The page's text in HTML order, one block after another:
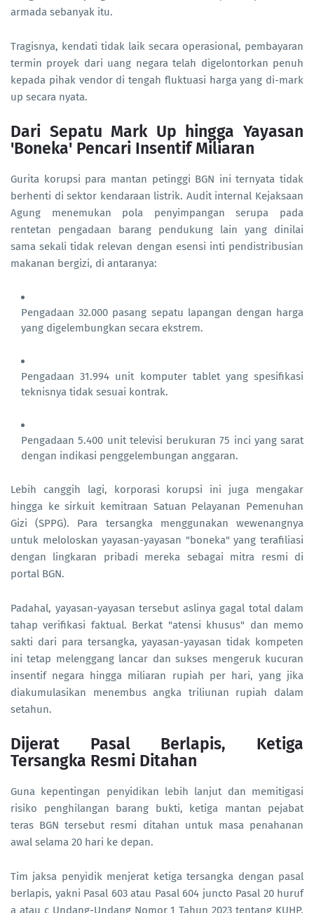
armada sebanyak itu.
Tragisnya, kendati tidak laik secara operasional, pembayaran
termin proyek dari uang negara telah digelontorkan penuh
kepada pihak vendor di tengah fluktuasi harga yang di-mark
up secara nyata.
Dari Sepatu Mark Up hingga Yayasan
'Boneka' Pencari Insentif Miliaran
Gurita korupsi para mantan petinggi BGN ini ternyata tidak
berhenti di sektor kendaraan listrik. Audit internal Kejaksaan
Agung menemukan pola penyimpangan serupa pada
rentetan pengadaan barang pendukung lain yang dinilai
sama sekali tidak relevan dengan esensi inti pendistribusian
makanan bergizi, di antaranya:
Pengadaan 32.000 pasang sepatu lapangan dengan harga
yang digelembungkan secara ekstrem.
Pengadaan 31.994 unit komputer tablet yang spesifikasi
teknisnya tidak sesuai kontrak.
Pengadaan 5.400 unit televisi berukuran 75 inci yang sarat
dengan indikasi penggelembungan anggaran.
Lebih canggih lagi, korporasi korupsi ini juga mengakar
hingga ke sirkuit kemitraan Satuan Pelayanan Pemenuhan
Gizi (SPPG). Para tersangka menggunakan wewenangnya
untuk meloloskan yayasan-yayasan "boneka" yang terafiliasi
dengan lingkaran pribadi mereka sebagai mitra resmi di
portal BGN.
Padahal, yayasan-yayasan tersebut aslinya gagal total dalam
tahap verifikasi faktual. Berkat "atensi khusus" dan memo
sakti dari para tersangka, yayasan-yayasan tidak kompeten
ini tetap melenggang lancar dan sukses mengeruk kucuran
insentif negara hingga miliaran rupiah per hari, yang jika
diakumulasikan menembus angka triliunan rupiah dalam
setahun.
Dijerat Pasal Berlapis, Ketiga
Tersangka Resmi Ditahan
Guna kepentingan penyidikan lebih lanjut dan memitigasi
risiko penghilangan barang bukti, ketiga mantan pejabat
teras BGN tersebut resmi ditahan untuk masa penahanan
awal selama 20 hari ke depan.
Tim jaksa penyidik menjerat ketiga tersangka dengan pasal
berlapis, yakni Pasal 603 atau Pasal 604 juncto Pasal 20 huruf
a atau c Undang-Undang Nomor 1 Tahun 2023 tentang KUHP,